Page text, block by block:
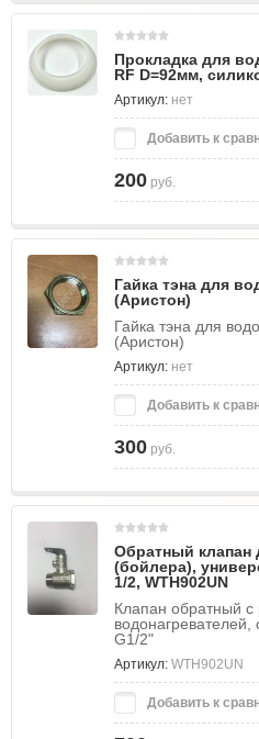
Прокладка для
RF D=92мм,
Артикул: нет
Добавить к
200 руб.
Гайка тэна для
(Аристон)
Гайка тэна для
(Аристон)
Артикул: нет
Добавить к
300 руб.
Обратный клапан
(бойлера),
1/2, WTH902UN
Клапан обратный с
G1/2"
Артикул: WTH902UN
Добавить к